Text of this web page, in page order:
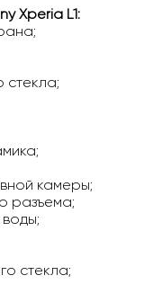
Xperia L1:
стекла;
камеры;
разъема;
стекла;